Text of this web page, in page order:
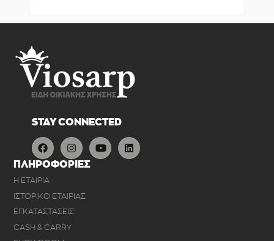
STAY CONNECTED
ΠΛΗΡΟΦΟΡΙΕΣ
Η ΕΤΑΙΡΙΑ
ΙΣΤΟΡΙΚΟ ΕΤΑΙΡΙΑΣ
ΕΓΚΑΤΑΣΤΑΣΕΙΣ
CASH & CARRY